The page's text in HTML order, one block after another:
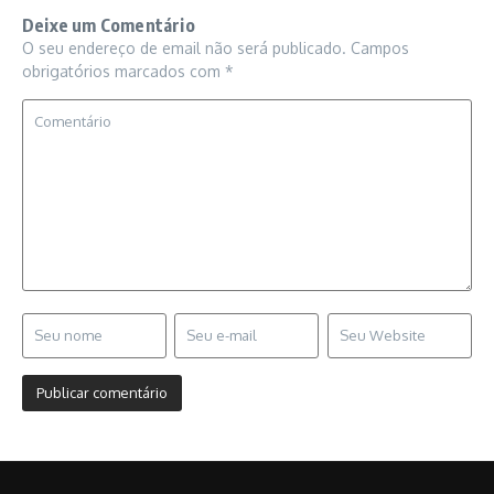
Deixe um Comentário
O seu endereço de email não será publicado. Campos
obrigatórios marcados com *